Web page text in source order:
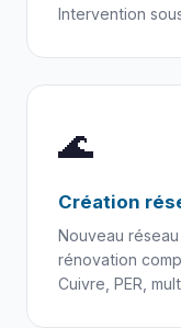
Intervention
🌊
Création
Nouveau
rénovation
Cuivre, PER,